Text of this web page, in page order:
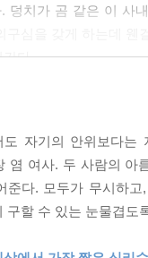
자제하기로 한 아까
는 선숙의 귀에 독고
요. 편지…… 같이 줘요
를 바라보았다. 독고
어줬다고, 이제 들어
찍어요.”
덩치가 곰 같은 이 사
간다.
들 간의 상호작용을
장 염 여사를 필두로
술을 하며 하루의 스
아치울 기회를 엿보
현실적 문제를 안고
도 자기의 안위보다
염 여사. 두 사람의
준다. 모두가 무시하
구할 수 있는 눈물겹도